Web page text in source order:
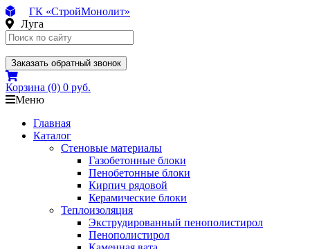
ГК «СтройМонолит»
Луга
Заказать обратный звонок
Корзина (0) 0 руб.
Меню
Главная
Каталог
Стеновые материалы
Газобетонные блоки
Пенобетонные блоки
Кирпич рядовой
Керамические блоки
Теплоизоляция
Экструдированный пенополистирол
Пенополистирол